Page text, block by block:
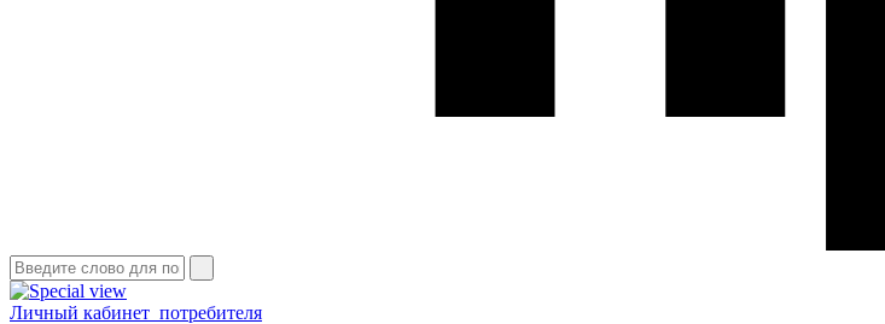
Личный кабинет потребителя